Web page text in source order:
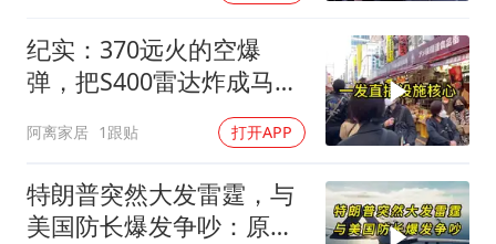
纪实：370远火的空爆
弹，把S400雷达炸成马蜂
窝，靶标惨状让台军急眼
了
阿离家居 1跟贴 打开APP
特朗普突然大发雷霆，与
美国防长爆发争吵：原来